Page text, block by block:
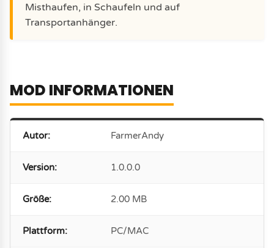
Misthaufen, in Schaufeln und auf
Transportanhänger.
MOD INFORMATIONEN
Autor: FarmerAndy
Version: 1.0.0.0
Größe: 2.00 MB
Plattform: PC/MAC